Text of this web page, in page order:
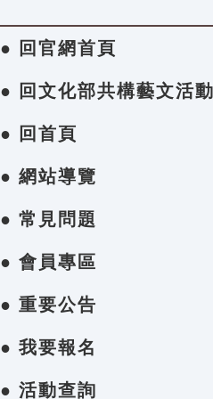
● 回官網首頁
● 回文化部共構藝文活
● 回首頁
● 網站導覽
● 常見問題
● 會員專區
● 重要公告
● 我要報名
● 活動查詢